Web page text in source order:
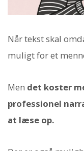
Når tekst skal
muligt for et
Men det koster
professionel
at læse op.